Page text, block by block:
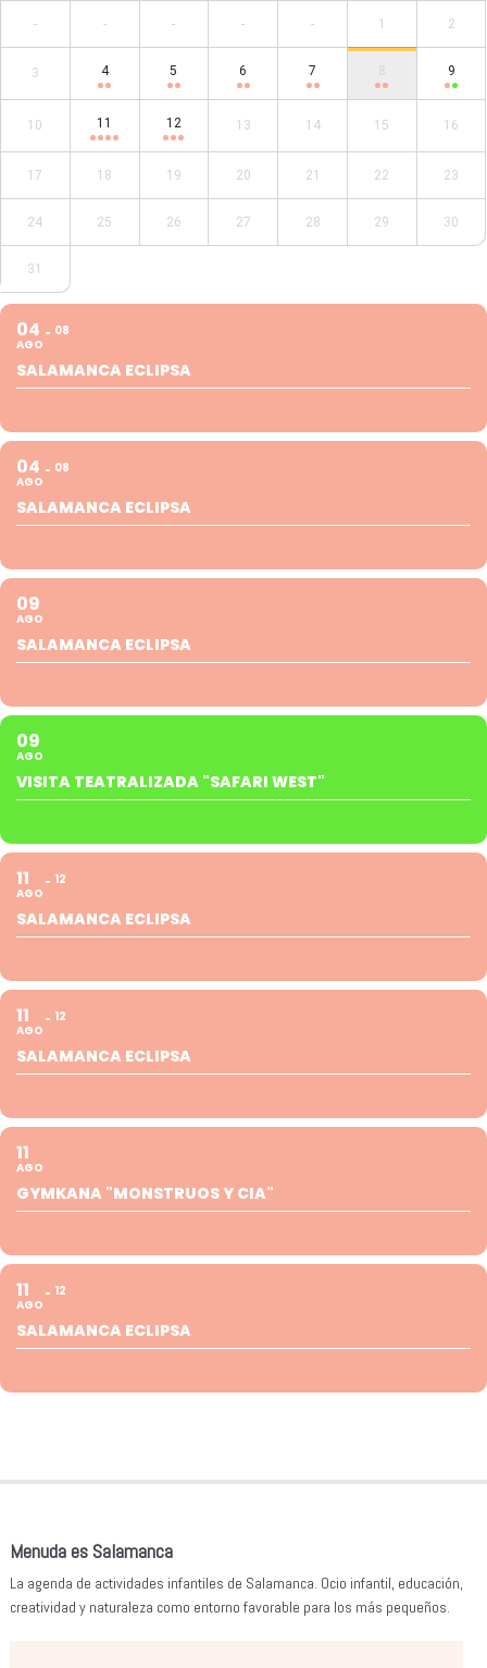
- - - - - 1 2
3 4 5 6 7 8 9
10 11 12 13 14 15 16
17 18 19 20 21 22 23
24 25 26 27 28 29 30
31
04
AGO
08
SALAMANCA ECLIPSA
04
AGO
08
SALAMANCA ECLIPSA
09
AGO
SALAMANCA ECLIPSA
09
AGO
VISITA TEATRALIZADA "SAFARI WEST"
11
AGO
12
SALAMANCA ECLIPSA
11
AGO
12
SALAMANCA ECLIPSA
11
AGO
GYMKANA "MONSTRUOS Y CIA"
11
AGO
12
SALAMANCA ECLIPSA
Menuda es Salamanca
La agenda de actividades infantiles de Salamanca. Ocio infantil, educación,
creatividad y naturaleza como entorno favorable para los más pequeños.